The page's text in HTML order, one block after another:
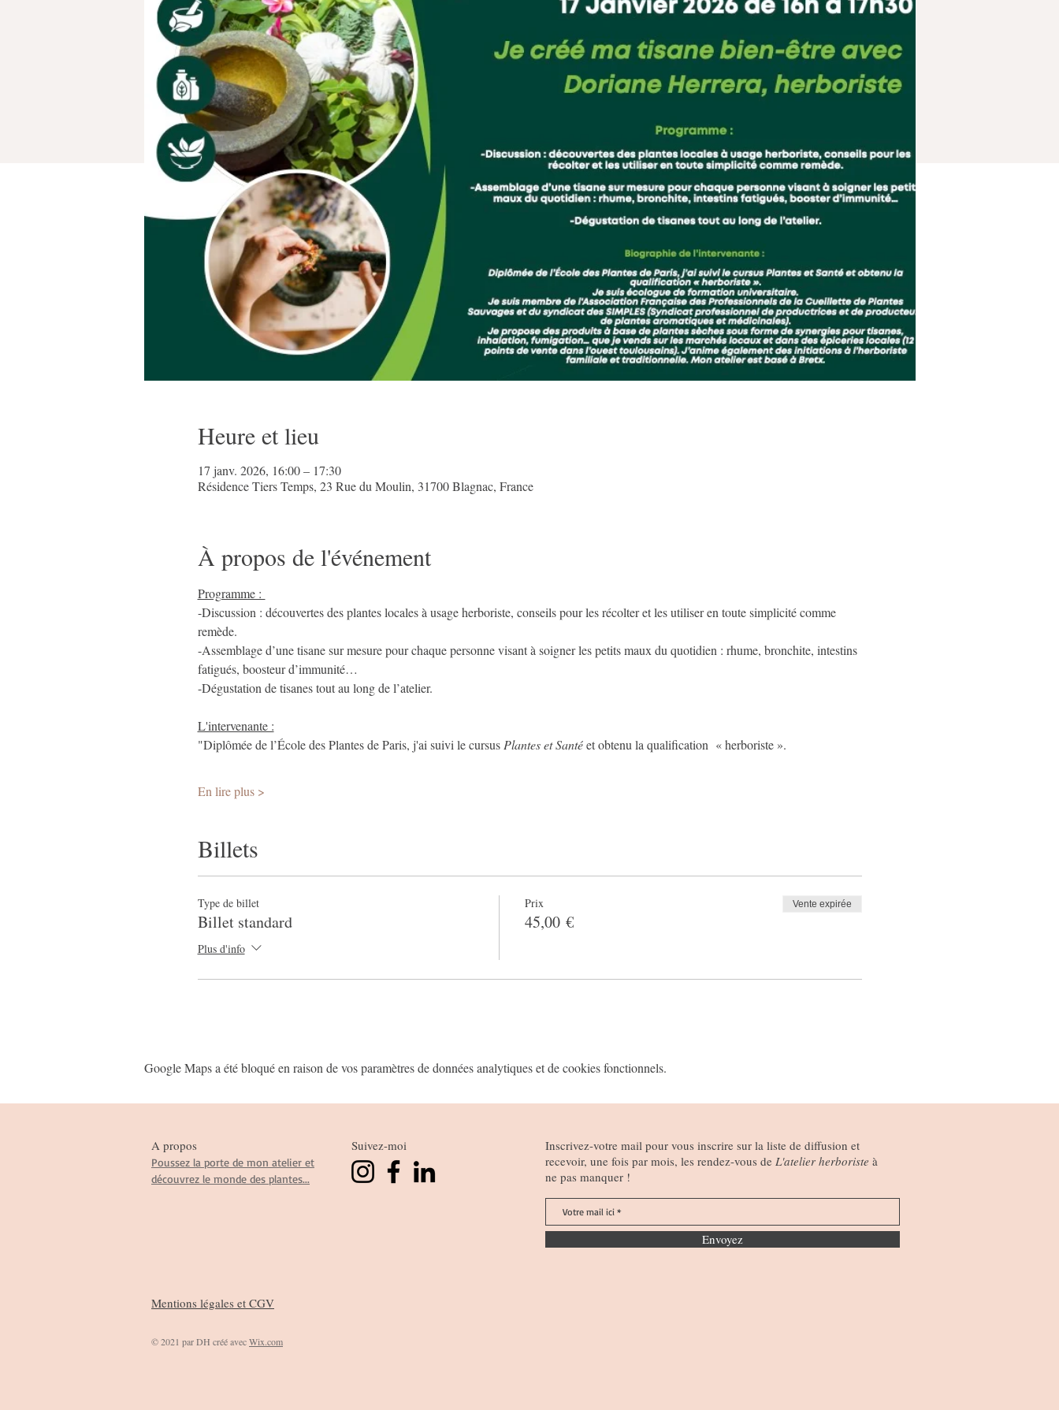
Heure et lieu
17 janv. 2026, 16:00 – 17:30
Résidence Tiers Temps, 23 Rue du Moulin, 31700 Blagnac, France
À propos de l'événement
Programme :
-Discussion : découvertes des plantes locales à usage herboriste, conseils pour les récolter et les utiliser en toute simplicité comme
remède.
-Assemblage d’une tisane sur mesure pour chaque personne visant à soigner les petits maux du quotidien : rhume, bronchite, intestins
fatigués, boosteur d’immunité…
-Dégustation de tisanes tout au long de l’atelier.
L'intervenante :
"Diplômée de l’École des Plantes de Paris, j'ai suivi le cursus Plantes et Santé et obtenu la qualification  « herboriste ».
En lire plus >
Billets
Type de billet
Billet standard
Plus d'info
Prix
45,00 €
Vente expirée
Google Maps a été bloqué en raison de vos paramètres de données analytiques et de cookies fonctionnels.
A propos
Poussez la porte de mon atelier et
découvrez le monde des plantes...
Suivez-moi
Inscrivez-votre mail pour vous inscrire sur la liste de diffusion et
recevoir, une fois par mois, les rendez-vous de L'atelier herboriste à
ne pas manquer !
Envoyez
Mentions légales et CGV
© 2021 par DH créé avecWix.com